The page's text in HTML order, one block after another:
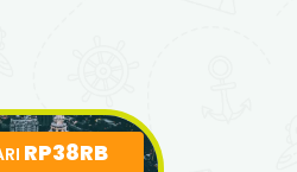
RP38RB